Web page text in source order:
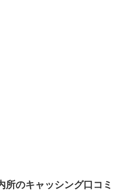
所のキャッシング口コミ